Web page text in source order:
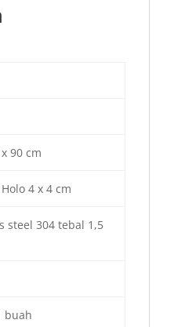
90 cm
4 x 4 cm
steel 304 tebal 1,5
buah